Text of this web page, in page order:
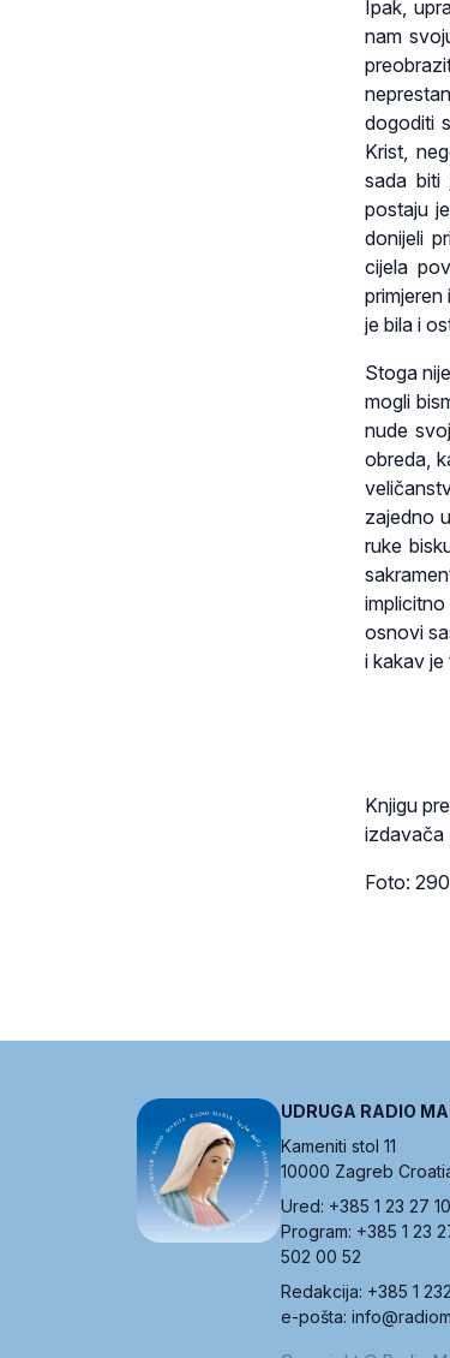
Ipak,
nam
dogoditi
Krist,
sada biti
postaju
donijeli
cijela
je bila i
Stoga
mogli
nude
obreda,
zajedno
ruke
osnovi
i kakav je
Knjigu
izdavača
Foto:
UDRUGA RADIO
Kameniti stol 11
10000 Zagreb
Ured: +385 1 23 27
Program: +385 1 23
502 00 52
Redakcija: +385 1
e-pošta: